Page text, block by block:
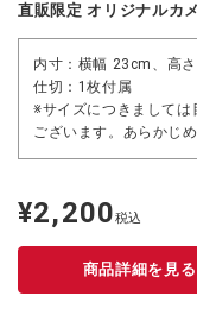
直販限定 オリジナルカ
内寸：横幅 23cm、高
仕切：1枚付属
※サイズにつきまして
ございます。あらかじ
定
価
¥2,200税込
商品詳細を見る